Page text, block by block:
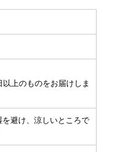
上のものをお届けしま
避け、涼しいところで